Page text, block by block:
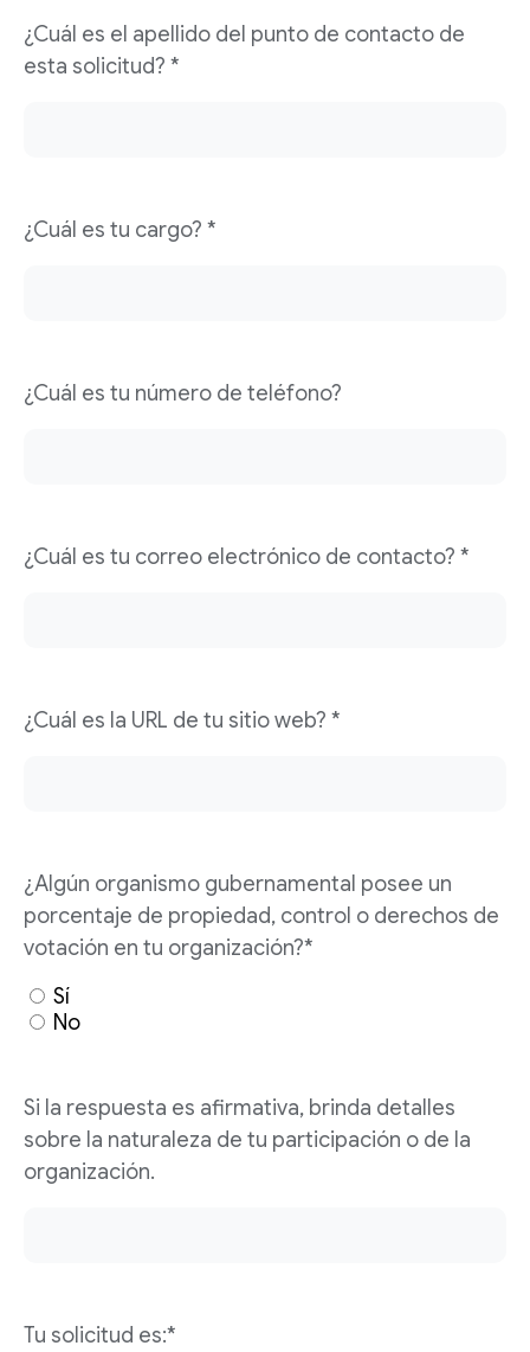
¿Cuál es el apellido del punto de contacto de
esta solicitud? *
¿Cuál es tu cargo? *
¿Cuál es tu número de teléfono?
¿Cuál es tu correo electrónico de contacto? *
¿Cuál es la URL de tu sitio web? *
¿Algún organismo gubernamental posee un
porcentaje de propiedad, control o derechos de
votación en tu organización?*
Sí
No
Si la respuesta es afirmativa, brinda detalles
sobre la naturaleza de tu participación o de la
organización.
Tu solicitud es:*